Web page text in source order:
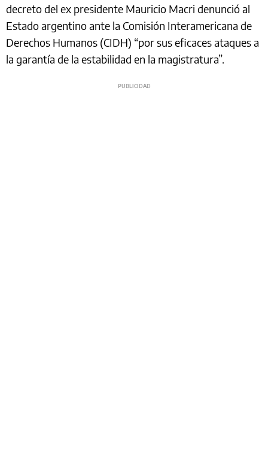
decreto del ex presidente Mauricio Macri denunció al
Estado argentino ante la Comisión Interamericana de
Derechos Humanos (CIDH) “por sus eficaces ataques a
la garantía de la estabilidad en la magistratura”.